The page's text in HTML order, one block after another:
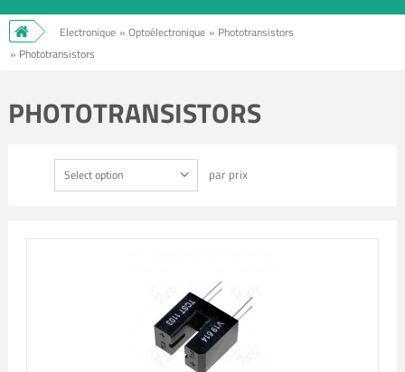
Electronique » Optoélectronique » Phototransistors
» Phototransistors
PHOTOTRANSISTORS
Select option par prix